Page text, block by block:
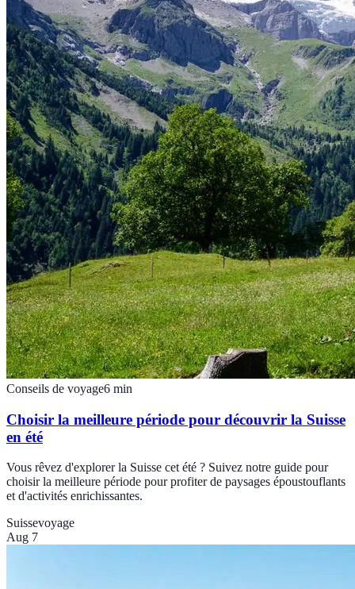
Conseils de voyage6 min
Choisir la meilleure période pour découvrir la Suisse
en été
Vous rêvez d'explorer la Suisse cet été ? Suivez notre guide pour
choisir la meilleure période pour profiter de paysages époustouflants
et d'activités enrichissantes.
Suissevoyage
Aug 7